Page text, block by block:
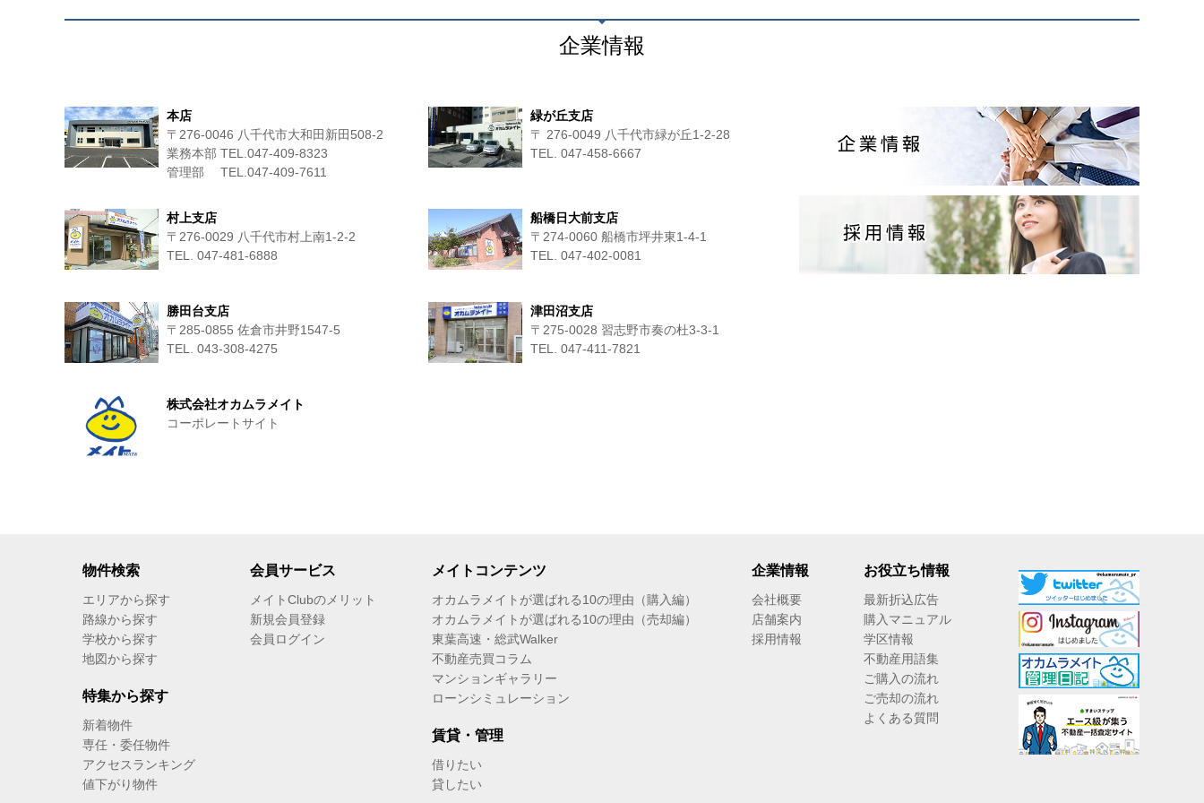
企業情報
本店
〒276-0046 八千代市大和田新田508-2
業務本部 TEL.047-409-8323
管理部 TEL.047-409-7611
緑が丘支店
〒 276-0049 八千代市緑が丘1-2-28
TEL. 047-458-6667
村上支店
〒276-0029 八千代市村上南1-2-2
TEL. 047-481-6888
船橋日大前支店
〒274-0060 船橋市坪井東1-4-1
TEL. 047-402-0081
勝田台支店
〒285-0855 佐倉市井野1547-5
TEL. 043-308-4275
津田沼支店
〒275-0028 習志野市奏の杜3-3-1
TEL. 047-411‐7821
株式会社オカムラメイト
コーポレートサイト
物件検索
エリアから探す
路線から探す
学校から探す
地図から探す
特集から探す
新着物件
専任・委任物件
アクセスランキング
値下がり物件
会員サービス
メイトClubのメリット
新規会員登録
会員ログイン
メイトコンテンツ
オカムラメイトが選ばれる10の理由（購入編）
オカムラメイトが選ばれる10の理由（売却編）
東葉高速・総武Walker
不動産売買コラム
マンションギャラリー
ローンシミュレーション
賃貸・管理
借りたい
貸したい
企業情報
会社概要
店舗案内
採用情報
お役立ち情報
最新折込広告
購入マニュアル
学区情報
不動産用語集
ご購入の流れ
ご売却の流れ
よくある質問